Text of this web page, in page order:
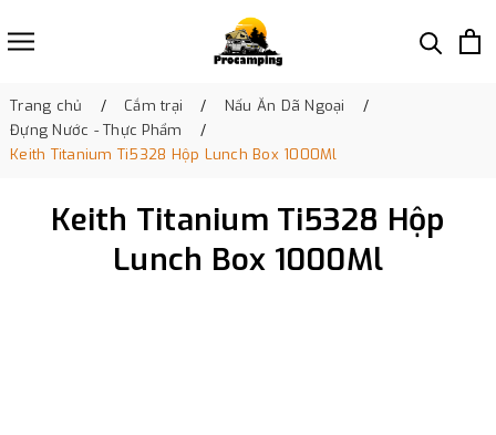
Trang chủ Cắm trại
Nấu Ăn Dã Ngoại
Đựng Nước - Thực Phẩm
Keith Titanium Ti5328 Hộp Lunch Box 1000Ml
Keith Titanium Ti5328 Hộp
Lunch Box 1000Ml